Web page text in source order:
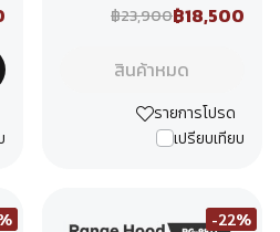
฿23,900฿18,500
สินค้าหมด
รายการโปรด
เปรียบเทียบ
-22%